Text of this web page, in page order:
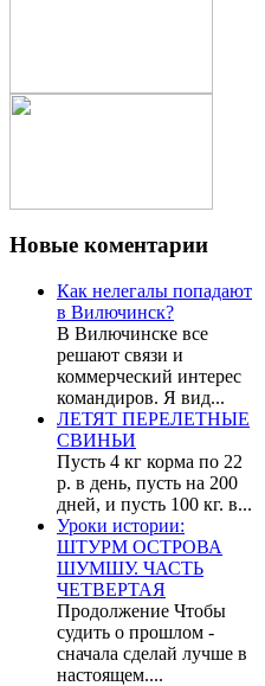
Новые коментарии
Как нелегалы попадают
в Вилючинск?
В Вилючинске все
решают связи и
коммерческий интерес
командиров. Я вид...
ЛЕТЯТ ПЕРЕЛЕТНЫЕ
СВИНЬИ
Пусть 4 кг корма по 22
р. в день, пусть на 200
дней, и пусть 100 кг. в...
Уроки истории:
ШТУРМ ОСТРОВА
ШУМШУ. ЧАСТЬ
ЧЕТВЕРТАЯ
Продолжение Чтобы
судить о прошлом -
сначала сделай лучше в
настоящем....